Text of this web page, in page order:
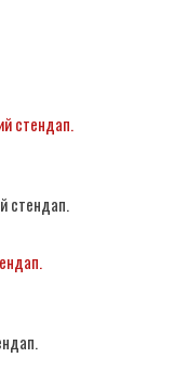
стендап.
стендап.